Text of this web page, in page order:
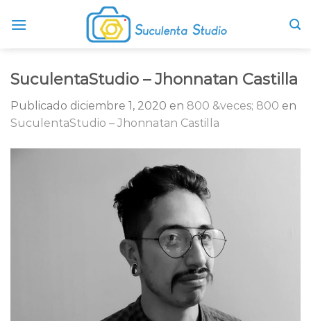
SuculentaStudio – Jhonnatan Castilla
Publicado diciembre 1, 2020 en 800 &veces; 800 en
SuculentaStudio – Jhonnatan Castilla